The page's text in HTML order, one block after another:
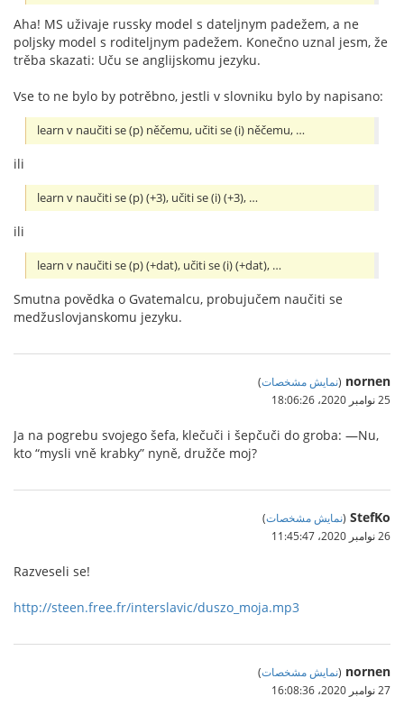
Aha! MS uživaje russky model s dateljnym padežem, a ne
poljsky model s roditeljnym padežem. Konečno uznal jesm, že
trěba skazati: Uču se anglijskomu jezyku.
Vse to ne bylo by potrěbno, jestli v slovniku bylo by napisano:
learn v naučiti se (p) něčemu, učiti se (i) něčemu, …
ili
learn v naučiti se (p) (+3), učiti se (i) (+3), …
ili
learn v naučiti se (p) (+dat), učiti se (i) (+dat), …
Smutna povědka o Gvatemalcu, probujučem naučiti se
medžuslovjanskomu jezyku.
nornen
(نمایش مشخصات)
25 نوامبر 2020،‏ 18:06:26
Ja na pogrebu svojego šefa, klečuči i šepčuči do groba: —Nu,
kto “mysli vně krabky” nyně, družče moj?
StefKo
(نمایش مشخصات)
26 نوامبر 2020،‏ 11:45:47
Razveseli se!
http://steen.free.fr/interslavic/duszo_moja.mp3
nornen
(نمایش مشخصات)
27 نوامبر 2020،‏ 16:08:36